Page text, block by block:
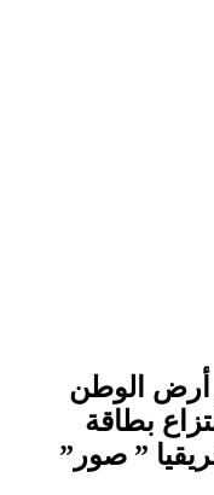
أرض الوطن
بطاقة
” صور”